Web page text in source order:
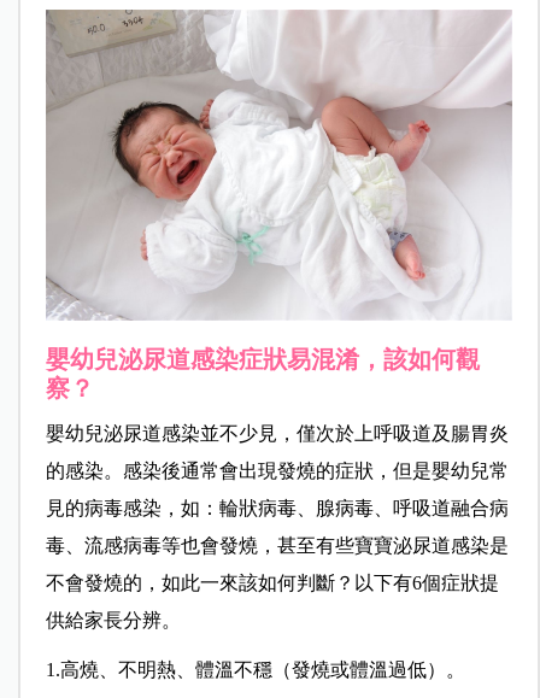
嬰幼兒泌尿道感染症狀易混淆，該如何觀
察？
嬰幼兒泌尿道感染並不少見，僅次於上呼吸道及腸胃炎
的感染。感染後通常會出現發燒的症狀，但是嬰幼兒常
見的病毒感染，如：輪狀病毒、腺病毒、呼吸道融合病
毒、流感病毒等也會發燒，甚至有些寶寶泌尿道感染是
不會發燒的，如此一來該如何判斷？以下有6個症狀提
供給家長分辨。
1.高燒、不明熱、體溫不穩（發燒或體溫過低）。